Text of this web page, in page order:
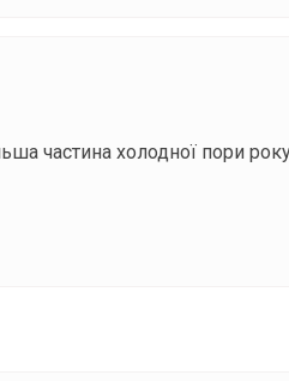
частина холодної пори